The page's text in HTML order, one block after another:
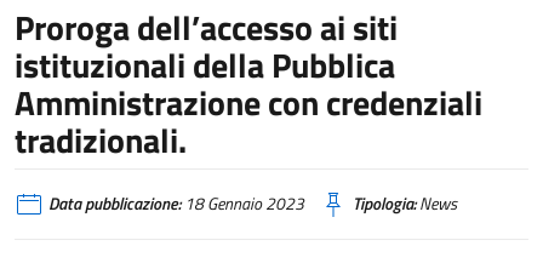
Proroga dell’accesso ai siti
istituzionali della Pubblica
Amministrazione con credenziali
tradizionali.
Data pubblicazione:18 Gennaio 2023 Tipologia:News